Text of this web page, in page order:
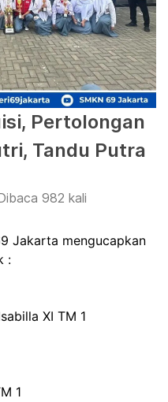
Pertolongan
Tandu Putra
982 kali
Jakarta mengucapkan
:
XI TM 1
1